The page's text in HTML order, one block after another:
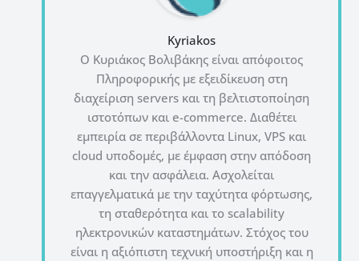
Kyriakos
Ο Κυριάκος Βολιβάκης είναι απόφοιτος
Πληροφορικής με εξειδίκευση στη
διαχείριση servers και τη βελτιστοποίηση
ιστοτόπων και e-commerce. Διαθέτει
εμπειρία σε περιβάλλοντα Linux, VPS και
cloud υποδομές, με έμφαση στην απόδοση
και την ασφάλεια. Ασχολείται
επαγγελματικά με την ταχύτητα φόρτωσης,
τη σταθερότητα και το scalability
ηλεκτρονικών καταστημάτων. Στόχος του
είναι η αξιόπιστη τεχνική υποστήριξη και η